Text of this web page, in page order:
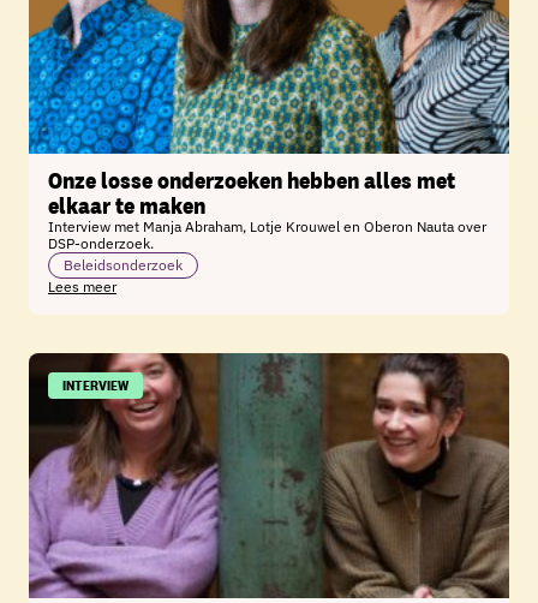
Onze losse onderzoeken hebben alles met
elkaar te maken
Interview met Manja Abraham, Lotje Krouwel en Oberon Nauta over
DSP-onderzoek.
Beleidsonderzoek
Lees meer
INTERVIEW